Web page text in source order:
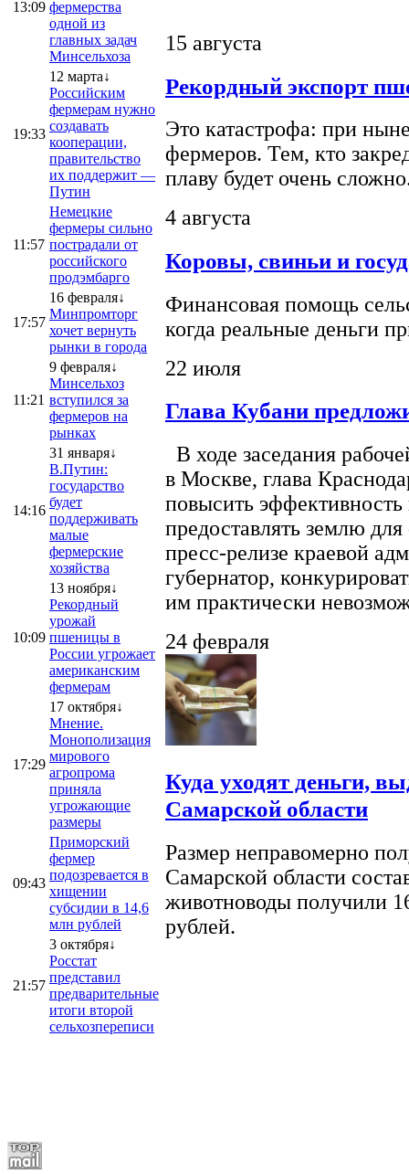
13:09 фермерства
одной из
главных задач
Минсельхоза
19:33
12 марта↓
Российским
фермерам нужно
создавать
кооперации,
правительство
их поддержит —
Путин
11:57
Немецкие
фермеры сильно
пострадали от
российского
продэмбарго
17:57
16 февраля↓
Минпромторг
хочет вернуть
рынки в города
11:21
9 февраля↓
Минсельхоз
вступился за
фермеров на
рынках
14:16
31 января↓
В.Путин:
государство
будет
поддерживать
малые
фермерские
хозяйства
10:09
13 ноября↓
Рекордный
урожай
пшеницы в
России угрожает
американским
фермерам
17:29
17 октября↓
Мнение.
Монополизация
мирового
агропрома
приняла
угрожающие
размеры
09:43
Приморский
фермер
подозревается в
хищении
субсидии в 14,6
млн рублей
21:57
3 октября↓
Росстат
представил
предварительные
итоги второй
сельхозпереписи
15 августа
Рекордный экспорт
Это катастрофа: при
фермеров. Тем, кто
плаву будет очень
4 августа
Коровы, свиньи и
Финансовая помощь
когда реальные деньги
22 июля
Глава Кубани
В ходе заседания
в Москве, глава
повысить эффективность
предоставлять землю
пресс-релизе краевой
губернатор,
им практически
24 февраля
Куда уходят деньги,
Самарской области
Размер неправомерно
Самарской области
животноводы получили
рублей.